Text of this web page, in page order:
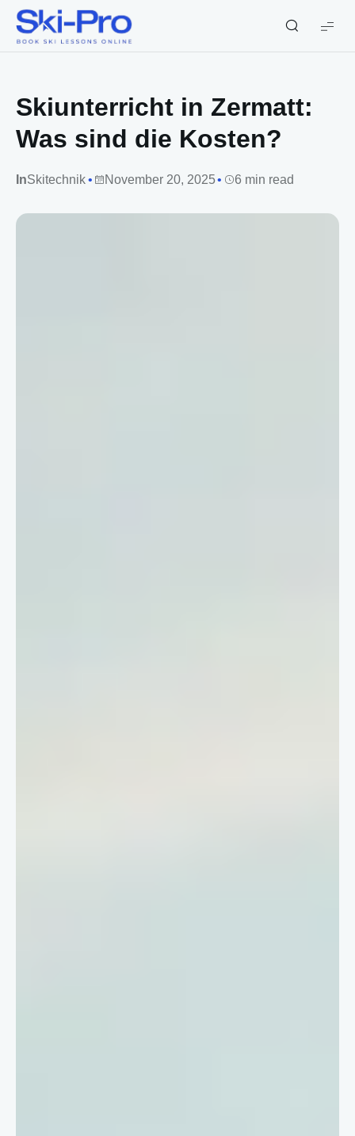
Ski-
Pro
Skiunterricht in Zermatt:
Was sind die Kosten?
InSkitechnik November 20, 2025 6 min read